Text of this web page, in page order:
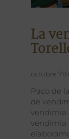
La
octubre
Paco de
de
vendimia
vendimia